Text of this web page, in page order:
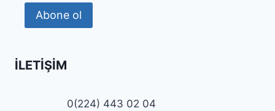
Abone ol
İLETIŞIM
0(224) 443 02 04